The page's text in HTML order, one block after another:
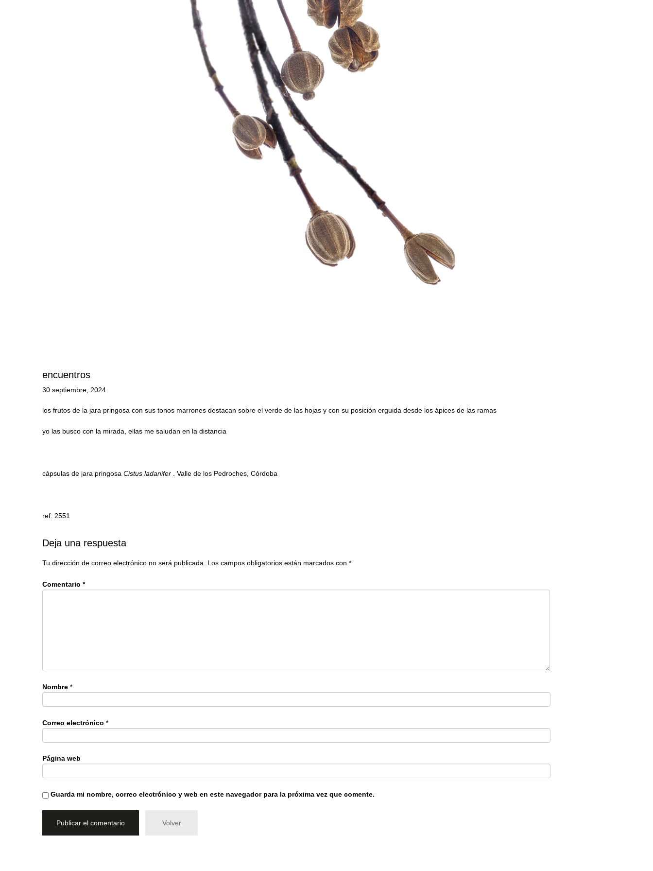
encuentros
30 septiembre, 2024
los frutos de la jara pringosa con sus tonos marrones destacan sobre el verde de las hojas y con su posición erguida desde los ápices de las ramas
yo las busco con la mirada, ellas me saludan en la distancia
cápsulas de jara pringosa Cistus ladanifer . Valle de los Pedroches, Córdoba
ref: 2551
Deja una respuesta
Tu dirección de correo electrónico no será publicada. Los campos obligatorios están marcados con *
Comentario *
Nombre *
Correo electrónico *
Página web
Guarda mi nombre, correo electrónico y web en este navegador para la próxima vez que comente.
Volver